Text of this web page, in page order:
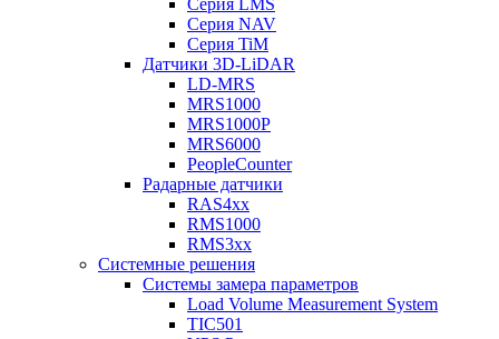
Серия LMS
Серия NAV
Серия TiM
Датчики 3D-LiDAR
LD-MRS
MRS1000
MRS1000P
MRS6000
PeopleCounter
Радарные датчики
RAS4xx
RMS1000
RMS3xx
Системные решения
Системы замера параметров
Load Volume Measurement System
TIC501